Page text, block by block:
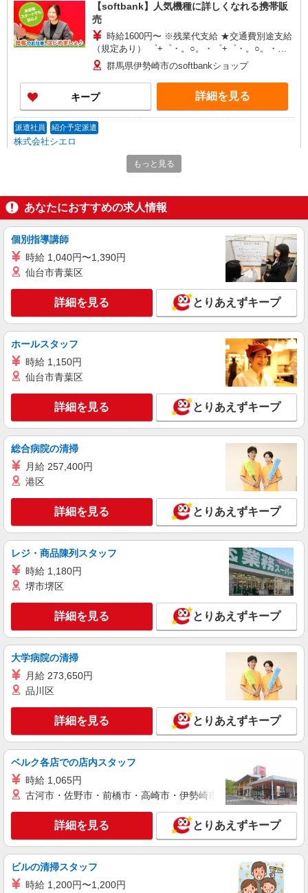
【softbank】人気機種に詳しくなれる携帯販
売
時給1600円〜 ※残業代支給 ★交通費別途支給
（規定あり） ゜+゜・。○。・゜+゜・。○。・゜
+゜ 入社祝い金10万円支給(規定有) お友達を紹介
頂くと, インセンティブ支給(規定有) ★月2回払
い・週払い可能（規程有）★ ゜・。○。・゜
+゜・。○。・゜+゜
群馬県伊勢崎市のsoftbankショップ
キープ 詳細を見る
派遣社員 紹介予定派遣
株式会社シエロ
【ソフトバンク】の店舗スタッフ
時給1400円〜 ※残業代支給 ★交通費別途支給
+゜ 入社祝い金10万円支給(規定有) お友達を紹介
頂くと, インセンティブ支給(規定有) ★月2回払
い・週払い可能（規程有）★ ゜・。○。・゜
群馬県伊勢崎市のsoftbankショップ
詳細を見る
派遣社員
株式会社シエロ
【Y!mobile】人気機種に詳しくなれる携帯販
売
時給1400円〜 ※残業代支給 ★交通費別途支給
+゜ 入社祝い金10万円支給(規定有) お友達を紹介
頂くと, インセンティブ支給(規定有) ★月2回払
い・週払い可能（規程有）★ ゜・。○。・゜
群馬県伊勢崎市のY!mobileショップ
詳細を見る
株式会社シエロ
時給1400円〜 ※残業代支給 ★交通費別途支給
+゜ 入社祝い金10万円支給(規定有) お友達を紹介
頂くと, インセンティブ支給(規定有) ★月2回払
い・週払い可能（規程有）★ ゜・。○。・゜
+゜・。○。・゜+゜
群馬県伊勢崎市のY!mobileショップ
キープ 詳細を見る
派遣社員
株式会社ケーズキャリアスタッフ
パソコンのサポート受付スタッフ
時給1,400円 ■交通費全額支給 ■時間外手当
（１分単位で別途全額支給） ※全て当社規定あり
■ケーズデンキ伊勢崎店 伊勢崎店内アシスト
カウンター 群馬県伊勢崎市宮子町３２４０
キープ 詳細を見る
正社員
ソフトバンクスマーク伊勢崎店
ソフトバンクショップの携帯販売スタッフ
月給 215,307円 〜 322,960円 固定残業代:
15,307円 〜 22,960円（10時間相当） ＊超過分は
追加支給 試用期間あり 3ヶ月 ※経験・能力による
【試用期間】月給 215307 円 〜 322960 円
■ソフトバンクスマーク伊勢崎店 群馬県 伊勢
崎市 西小保方町 346‐3 SMARK伊勢崎2F
キープ 詳細を見る
契約社員
ソフトバンク販売契約社員【伊勢崎市エリア】
家電量販店内の携帯販売スタッフ
もっと見る
あなたにおすすめの求人情報
個別指導講師
時給 1,040円〜1,390円
仙台市青葉区
詳細を見る とりあえずキープ
ホールスタッフ
時給 1,150円
仙台市青葉区
詳細を見る とりあえずキープ
総合病院の清掃
月給 257,400円
港区
詳細を見る とりあえずキープ
レジ・商品陳列スタッフ
時給 1,180円
堺市堺区
詳細を見る とりあえずキープ
大学病院の清掃
月給 273,650円
品川区
詳細を見る とりあえずキープ
ベルク各店での店内スタッフ
時給 1,065円
古河市・佐野市・前橋市・高崎市・伊勢崎市・太田市・館林市
詳細を見る とりあえずキープ
ビルの清掃スタッフ
時給 1,200円〜1,200円